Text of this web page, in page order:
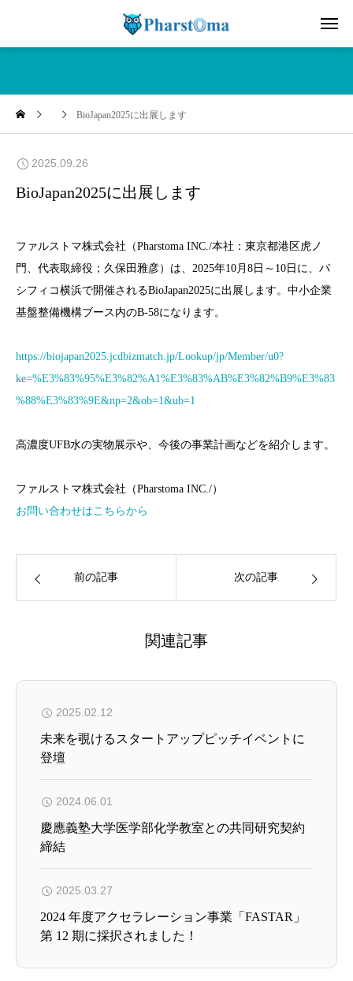
BioJapan2025に出展します
2025.09.26
BioJapan2025に出展します
ファルストマ株式会社（Pharstoma INC./本社：東京都港区虎ノ
門、代表取締役；久保田雅彦）は、2025年10月8日～10日に、パ
シフィコ横浜で開催されるBioJapan2025に出展します。中小企業
基盤整備機構ブース内のB-58になります。
https://biojapan2025.jcdbizmatch.jp/Lookup/jp/Member/u0?
ke=%E3%83%95%E3%82%A1%E3%83%AB%E3%82%B9%E3%83
%88%E3%83%9E&np=2&ob=1&ub=1
高濃度UFB水の実物展示や、今後の事業計画などを紹介します。
ファルストマ株式会社（Pharstoma INC./）
お問い合わせはこちらから
前の記事 次の記事
関連記事
2025.02.12
未来を覗けるスタートアップピッチイベントに
登壇
2024.06.01
慶應義塾大学医学部化学教室との共同研究契約
締結
2025.03.27
2024 年度アクセラレーション事業「FASTAR」
第 12 期に採択されました！